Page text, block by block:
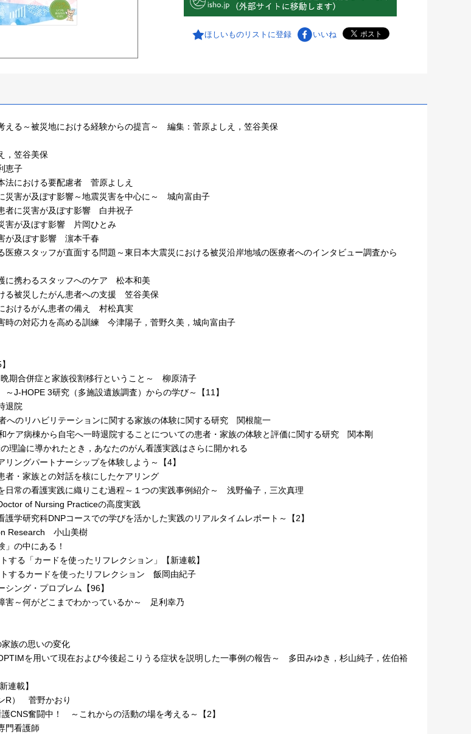
ほしいものリストに登録 いいね
る～被災地における経験からの提言～ 編集：菅原よしえ，笠谷美保
，笠谷美保
恵子
法における要配慮者 菅原よしえ
災害が及ぼす影響～地震災害を中心に～ 城向富由子
者に災害が及ぼす影響 白井祝子
害が及ぼす影響 片岡ひとみ
が及ぼす影響 濵本千春
医療スタッフが直面する問題～東日本大震災における被災沿岸地域の医療者へのインタビュー調査から
に携わるスタッフへのケア 松本和美
る被災したがん患者への支援 笠谷美保
おけるがん患者の備え 村松真実
時の対応力を高める訓練 今津陽子，菅野久美，城向富由子
期合併症と家族役割移行ということ～ 柳原清子
J-HOPE 3研究（多施設遺族調査）からの学び～【11】
退院
リハビリテーションに関する家族の体験に関する研究 関根龍一
病棟から自宅へ一時退院することについての患者・家族の体験と評価に関する研究 関本剛
理論に導かれたとき，あなたのがん看護実践はさらに開かれる
ングパートナーシップを体験しよう～【4】
・家族との対話を核にしたケアリング
日常の看護実践に織りこむ過程～１つの実践事例紹介～ 浅野倫子，三次真理
of Nursing Practiceの高度実践
学研究科DNPコースでの学びを活かした実践のリアルタイムレポート～【2】
Research 小山美樹
」の中にある！
る「カードを使ったリフレクション」【新連載】
するカードを使ったリフレクション 飯岡由紀子
シング・プロブレム【96】
害～何がどこまでわかっているか～ 足利幸乃
族の思いの変化
を用いて現在および今後起こりうる症状を説明した一事例の報告～ 多田みゆき，杉山純子，佐伯裕
連載】
R） 菅野かおり
CNS奮闘中！ ～これからの活動の場を考える～【2】
門看護師